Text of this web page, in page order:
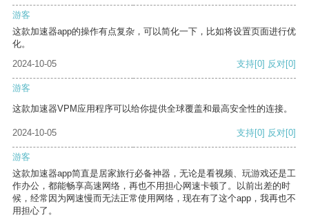
游客
这款加速器app的操作有点复杂，可以简化一下，比如将设置页面进行优
化。
2024-10-05
支持[0] 反对[0]
游客
这款加速器VPM应用程序可以给你提供全球覆盖和最高安全性的连接。
2024-10-05 支持[0] 反对[0]
游客
这款加速器app简直是居家旅行必备神器，无论是看视频、玩游戏还是工
作办公，都能畅享高速网络，再也不用担心网速卡顿了。以前出差的时
候，经常因为网速慢而无法正常使用网络，现在有了这个app，我再也不
用担心了。